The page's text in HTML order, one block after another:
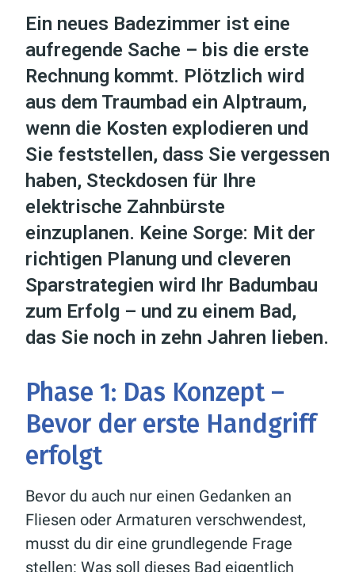
Ein neues Badezimmer ist eine
aufregende Sache – bis die erste
Rechnung kommt. Plötzlich wird
aus dem Traumbad ein Alptraum,
wenn die Kosten explodieren und
Sie feststellen, dass Sie vergessen
haben, Steckdosen für Ihre
elektrische Zahnbürste
einzuplanen. Keine Sorge: Mit der
richtigen Planung und cleveren
Sparstrategien wird Ihr Badumbau
zum Erfolg – und zu einem Bad,
das Sie noch in zehn Jahren lieben.
Phase 1: Das Konzept –
Bevor der erste Handgriff
erfolgt
Bevor du auch nur einen Gedanken an
Fliesen oder Armaturen verschwendest,
musst du dir eine grundlegende Frage
stellen: Was soll dieses Bad eigentlich